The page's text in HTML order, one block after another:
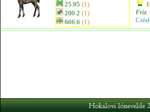
25.95 (1)
200.2 (1)
666.6 (1)
Fríz